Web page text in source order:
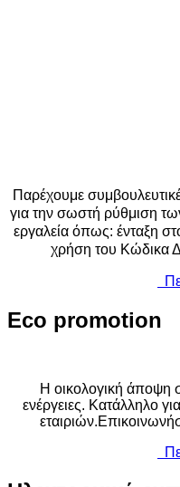
Παρέχουμε
για την σωστή ρύθμιση
εργαλεία όπως: ένταξη
χρήση του Κώδικα
Eco promotion
Η οικολογική άποψη
ενέργειες. Κατάλληλο